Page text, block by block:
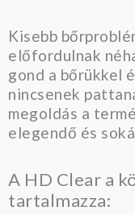
Kisebb
előfordulnak
gond a bőrükkel
nincsenek
megoldás a
elegendő és
A HD Clear a
tartalmazza: